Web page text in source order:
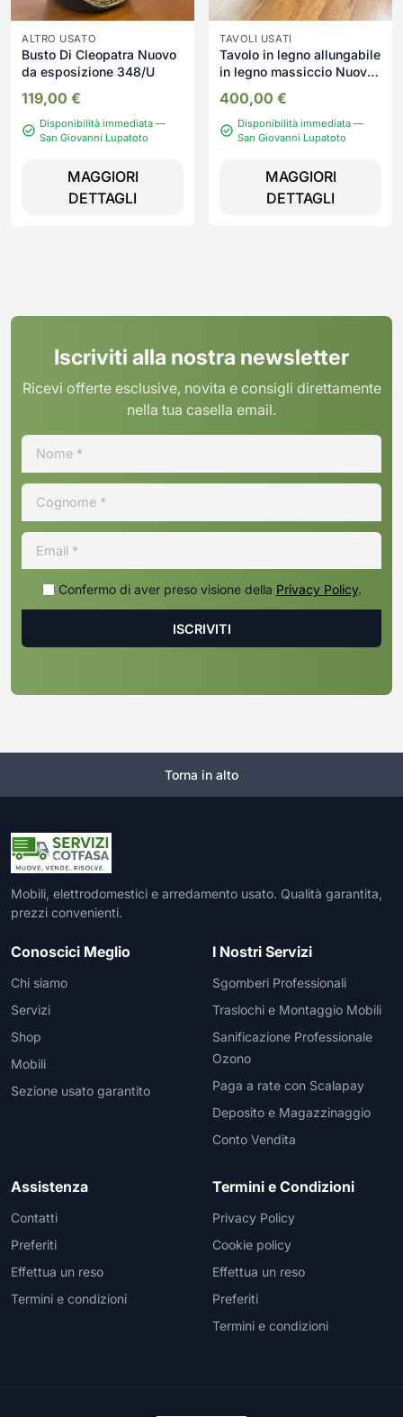
ALTRO USATO
Busto Di Cleopatra Nuovo
da esposizione 348/U
119,00 €
Disponibilità immediata —
San Giovanni Lupatoto
MAGGIORI
DETTAGLI
TAVOLI USATI
Tavolo in legno allungabile
in legno massiccio Nuovo
400,00 €
Disponibilità immediata —
San Giovanni Lupatoto
MAGGIORI
DETTAGLI
Iscriviti alla nostra newsletter
Ricevi offerte esclusive, novita e consigli direttamente
nella tua casella email.
Confermo di aver preso visione della Privacy Policy.
Torna in alto
Mobili, elettrodomestici e arredamento usato. Qualità garantita,
prezzi convenienti.
Conoscici Meglio
Chi siamo
Servizi
Shop
Mobili
Sezione usato garantito
I Nostri Servizi
Sgomberi Professionali
Traslochi e Montaggio Mobili
Sanificazione Professionale
Ozono
Paga a rate con Scalapay
Deposito e Magazzinaggio
Conto Vendita
Assistenza
Contatti
Preferiti
Effettua un reso
Termini e condizioni
Termini e Condizioni
Privacy Policy
Cookie policy
Effettua un reso
Preferiti
Termini e condizioni